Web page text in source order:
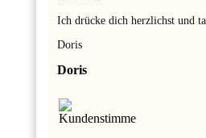
Ich drücke dich herzlichst und
Doris
Doris